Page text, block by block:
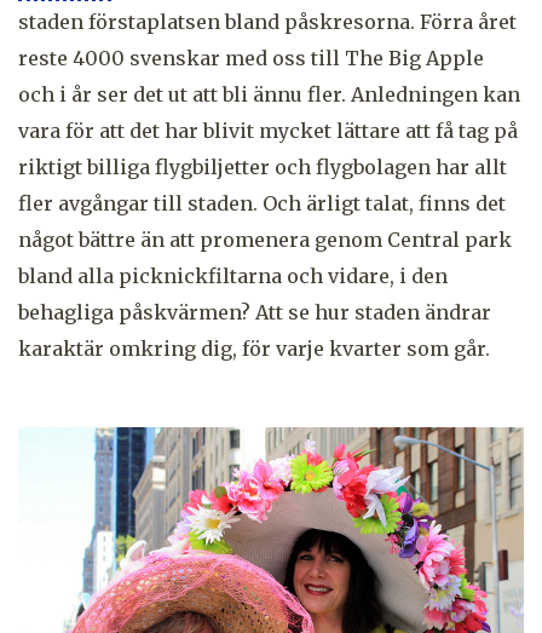
staden förstaplatsen bland påskresorna. Förra året
reste 4000 svenskar med oss till The Big Apple
och i år ser det ut att bli ännu fler. Anledningen kan
vara för att det har blivit mycket lättare att få tag på
riktigt billiga flygbiljetter och flygbolagen har allt
fler avgångar till staden. Och ärligt talat, finns det
något bättre än att promenera genom Central park
bland alla picknickfiltarna och vidare, i den
behagliga påskvärmen? Att se hur staden ändrar
karaktär omkring dig, för varje kvarter som går.